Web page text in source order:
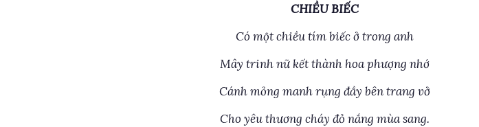
CHIỀU BIẾC
Có một chiều tím biếc ở trong anh
Mây trinh nữ kết thành hoa phượng nhớ
Cánh mỏng manh rụng đầy bên trang vở
Cho yêu thương cháy đỏ nắng mùa sang.